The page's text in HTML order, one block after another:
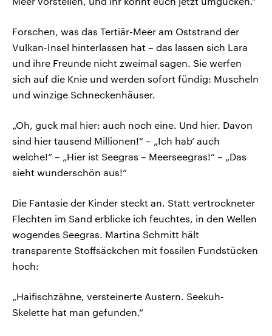
Forschen, was das Tertiär-Meer am Oststrand der
Vulkan-Insel hinterlassen hat – das lassen sich Lara
und ihre Freunde nicht zweimal sagen. Sie werfen
sich auf die Knie und werden sofort fündig: Muscheln
und winzige Schneckenhäuser.
„Oh, guck mal hier: auch noch eine. Und hier. Davon
sind hier tausend Millionen!“ – „Ich hab‘ auch
welche!“ – „Hier ist Seegras – Meerseegras!“ – „Das
sieht wunderschön aus!“
Die Fantasie der Kinder steckt an. Statt vertrockneter
Flechten im Sand erblicke ich feuchtes, in den Wellen
wogendes Seegras. Martina Schmitt hält
transparente Stoffsäckchen mit fossilen Fundstücken
hoch:
„Haifischzähne, versteinerte Austern. Seekuh-
Skelette hat man gefunden.“